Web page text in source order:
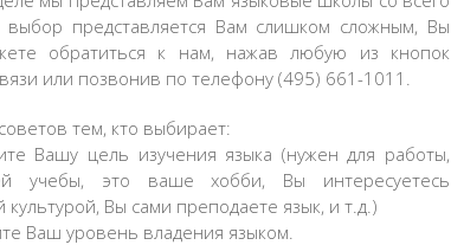
выбор представляется Вам слишком сложным, Вы
обратиться к нам, нажав любую из кнопок
или позвонив по телефону (495) 661-1011.
тем, кто выбирает:
Вашу цель изучения языка (нужен для работы,
учебы, это ваше хобби, Вы интересуетесь
культурой, Вы сами преподаете язык, и т.д.)
Ваш уровень владения языком.